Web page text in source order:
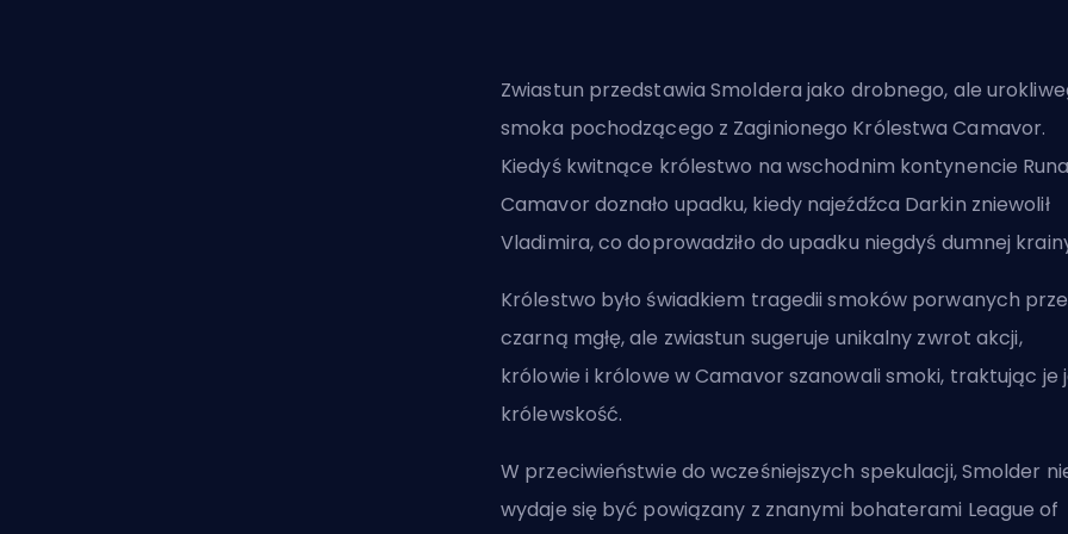
Zwiastun przedstawia Smoldera jako drobnego, ale
smoka pochodzącego z Zaginionego Królestwa Camavor.
Kiedyś kwitnące królestwo na wschodnim kontynencie
Camavor doznało upadku, kiedy najeźdźca Darkin zniewolił
Vladimira, co doprowadziło do upadku niegdyś dumnej
Królestwo było świadkiem tragedii smoków porwanych
czarną mgłę, ale zwiastun sugeruje unikalny zwrot akcji,
królowie i królowe w Camavor szanowali smoki, traktując je
królewskość.
W przeciwieństwie do wcześniejszych spekulacji, Smolder
wydaje się być powiązany z znanymi bohaterami League of